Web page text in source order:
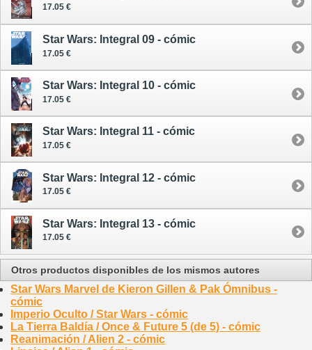
17.05 €
Star Wars: Integral 09 - cómic
17.05 €
Star Wars: Integral 10 - cómic
17.05 €
Star Wars: Integral 11 - cómic
17.05 €
Star Wars: Integral 12 - cómic
17.05 €
Star Wars: Integral 13 - cómic
17.05 €
Otros productos disponibles de los mismos autores
Star Wars Marvel de Kieron Gillen & Pak Ómnibus -
cómic
Imperio Oculto / Star Wars - cómic
La Tierra Baldía / Once & Future 5 (de 5) - cómic
Reanimación / Alien 2 - cómic